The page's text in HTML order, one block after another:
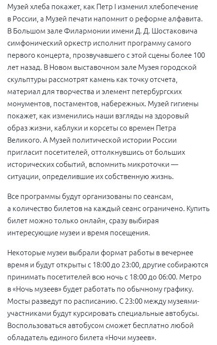
Музей хлеба покажет, как Петр I изменил хлебопечение
в России, а Музей печати напомнит о реформе алфавита.
В Большом зале Филармонии имени Д. Д. Шостаковича
симфонический оркестр исполнит программу самого
первого концерта, прозвучавшего с этой сцены более 100
лет назад. В Новом выставочном зале Музея городской
скульптуры рассмотрят камень как точку отсчета,
материал для творчества и элемент петербургских
монументов, постаментов, набережных. Музей гигиены
покажет, как изменились наши взгляды на здоровый
образ жизни, каблуки и корсеты со времен Петра
Великого. А Музей политической истории России
пригласит посетителей, оттолкнувшись от больших
исторических событий, вспомнить микроточки —
ситуации, определившие их собственную жизнь.
Все программы будут организованы по сеансам,
а количество билетов на каждый сеанс ограничено. Купить
билет можно только онлайн, сразу выбирая
интересующие музеи и время посещения.
Некоторые музеи выбрали формат работы в вечернее
время и будут открыты с 18:00 до 23:00, другие собираются
принимать посетителей всю ночь с 18:00 до 06:00. Метро
в «Ночь музеев» будет работать по обычному графику.
Мосты разведут по расписанию. С 23:00 между музеями-
участниками будут курсировать специальные автобусы.
Воспользоваться автобусом сможет бесплатно любой
обладатель единого билета «Ночи музеев».